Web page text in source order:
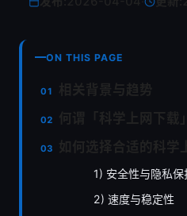
ON THIS PAGE
1) 安全性与隐私保
2) 速度与稳定性